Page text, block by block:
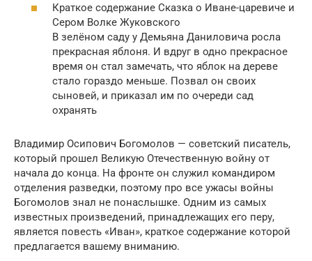
Краткое содержание Сказка о Иване-царевиче и
Сером Волке Жуковского
В зелёном саду у Демьяна Даниловича росла
прекрасная яблоня. И вдруг в одно прекрасное
время он стал замечать, что яблок на дереве
стало гораздо меньше. Позвал он своих
сыновей, и приказал им по очереди сад
охранять
Владимир Осипович Богомолов — советский писатель,
который прошел Великую Отечественную войну от
начала до конца. На фронте он служил командиром
отделения разведки, поэтому про все ужасы войны
Богомолов знал не понаслышке. Одним из самых
известных произведений, принадлежащих его перу,
является повесть «Иван», краткое содержание которой
предлагается вашему вниманию.